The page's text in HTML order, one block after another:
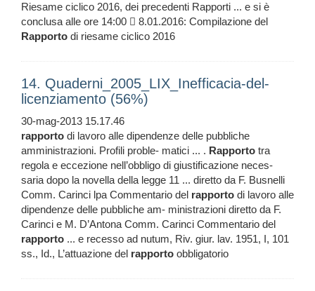
Riesame ciclico 2016, dei precedenti Rapporti ... e si è
conclusa alle ore 14:00  8.01.2016: Compilazione del
Rapporto di riesame ciclico 2016
14. Quaderni_2005_LIX_Inefficacia-del-
licenziamento (56%)
30-mag-2013 15.17.46
rapporto di lavoro alle dipendenze delle pubbliche
amministrazioni. Profili proble- matici ... . Rapporto tra
regola e eccezione nell’obbligo di giustificazione neces-
saria dopo la novella della legge 11 ... diretto da F. Busnelli
Comm. Carinci lpa Commentario del rapporto di lavoro alle
dipendenze delle pubbliche am- ministrazioni diretto da F.
Carinci e M. D’Antona Comm. Carinci Commentario del
rapporto ... e recesso ad nutum, Riv. giur. lav. 1951, I, 101
ss., Id., L’attuazione del rapporto obbligatorio